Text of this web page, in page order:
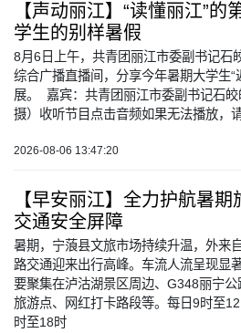
【声动丽江】“读懂丽江”的
学生的别样暑假
8月6日上午，共青团丽江市委副书记石
综合广播直播间，分享今年暑期大学生“
展。 嘉宾：共青团丽江市委副书记石
摄）收听节目点击音频如果无法播放，
2026-08-06 13:47:20
【早安丽江】全力护航暑
交通安全屏障
暑期，宁蒗县文旅市场持续升温，外来
路交通迎来出行高峰。车流人流呈现显
要聚集在泸沽湖景区周边、G348丽宁
旅游点、网红打卡路段等。每日9时至
时至18时